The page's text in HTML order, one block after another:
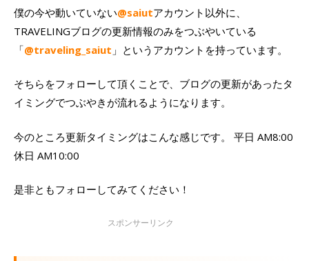
僕の今や動いていない@saiutアカウント以外に、
TRAVELINGブログの更新情報のみをつぶやいている
「@traveling_saiut 」というアカウントを持っています。
そちらをフォローして頂くことで、ブログの更新があったタ
イミングでつぶやきが流れるようになります。
今のところ更新タイミングはこんな感じです。 平日 AM8:00
休日 AM10:00
是非ともフォローしてみてください！